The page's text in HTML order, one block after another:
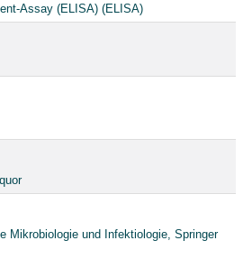
Assay (ELISA) (ELISA)
Mikrobiologie und Infektiologie, Springer